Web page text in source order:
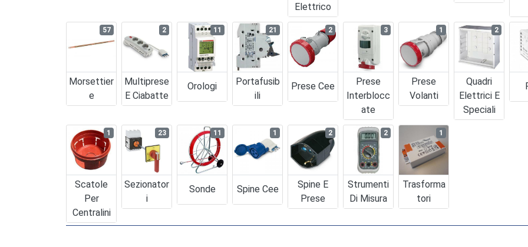
Elettrico
Morsettier
E
57
Multiprese
E Ciabatte
2
Orologi
11
Portafusib
Ili
21
Prese Cee
2
Prese
Interblocc
Ate
3
Prese
Volanti
1
Quadri
Elettrici E
Speciali
2
Scatole
Per
Centralini
1
Sezionator
I
23
Sonde
11
Spine Cee
1
Spine E
Prese
2
Strumenti
Di Misura
2
Trasforma
Tori
1